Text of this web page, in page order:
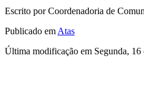
Escrito por Coordenadoria de
Publicado em Atas
Última modificação em Segunda, 16